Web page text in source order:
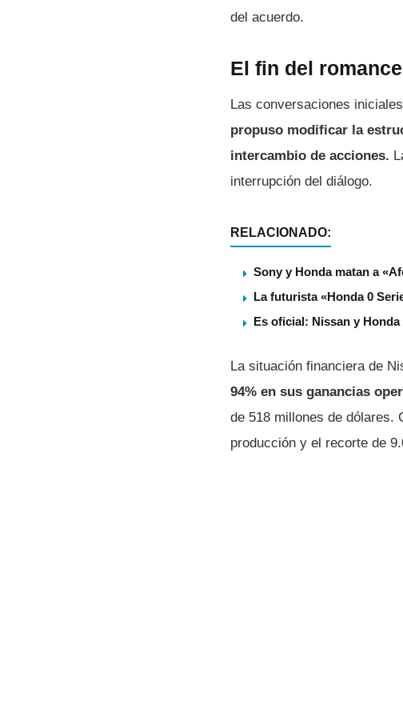
del acuerdo.
El fin del romance
Las conversaciones
propuso modificar la
intercambio de acciones.
interrupción del diálogo.
RELACIONADO:
Sony y Honda matan a
La futurista «Honda 0
Es oficial: Nissan y
La situación financiera de
94% en sus ganancias
de 518 millones de dólares.
producción y el recorte de